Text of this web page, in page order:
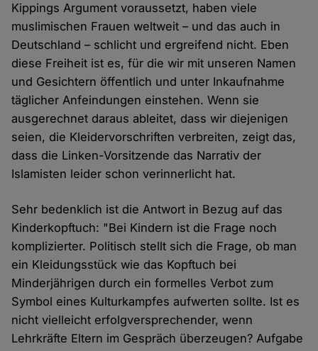
Kippings Argument voraussetzt, haben viele
muslimischen Frauen weltweit – und das auch in
Deutschland – schlicht und ergreifend nicht. Eben
diese Freiheit ist es, für die wir mit unseren Namen
und Gesichtern öffentlich und unter Inkaufnahme
täglicher Anfeindungen einstehen. Wenn sie
ausgerechnet daraus ableitet, dass wir diejenigen
seien, die Kleidervorschriften verbreiten, zeigt das,
dass die Linken-Vorsitzende das Narrativ der
Islamisten leider schon verinnerlicht hat.
Sehr bedenklich ist die Antwort in Bezug auf das
Kinderkopftuch: "Bei Kindern ist die Frage noch
komplizierter. Politisch stellt sich die Frage, ob man
ein Kleidungsstück wie das Kopftuch bei
Minderjährigen durch ein formelles Verbot zum
Symbol eines Kulturkampfes aufwerten sollte. Ist es
nicht vielleicht erfolgversprechender, wenn
Lehrkräfte Eltern im Gespräch überzeugen? Aufgabe